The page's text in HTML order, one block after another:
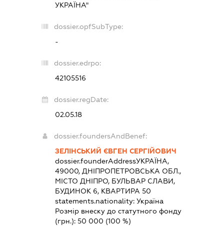
УКРАЇНА"
dossier.opfSubType:
-
dossier.edrpo:
42105516
dossier.regDate:
02.05.18
dossier.foundersAndBenef:
ЗЕЛІНСЬКИЙ ЄВГЕН СЕРГІЙОВИЧ
dossier.founderAddressУКРАЇНА,
49000, ДНІПРОПЕТРОВСЬКА ОБЛ.,
МІСТО ДНІПРО, БУЛЬВАР СЛАВИ,
БУДИНОК 6, КВАРТИРА 50
statements.nationality: Україна
Розмір внеску до статутного фонду
(грн.): 50 000 (100 %)